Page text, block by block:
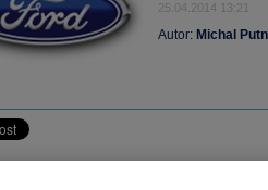
25.04.2014 13:21
Autor: Michal